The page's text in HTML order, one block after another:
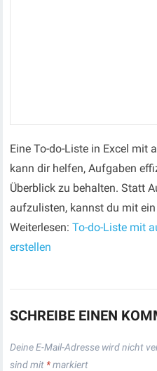
Eine To-do-Liste in Excel mit
kann dir helfen, Aufgaben
Überblick zu behalten. Statt
aufzulisten, kannst du mit
Weiterlesen:To-do-Liste mit
erstellen
SCHREIBE EINEN
Deine E-Mail-Adresse wird nicht
sind mit *markiert